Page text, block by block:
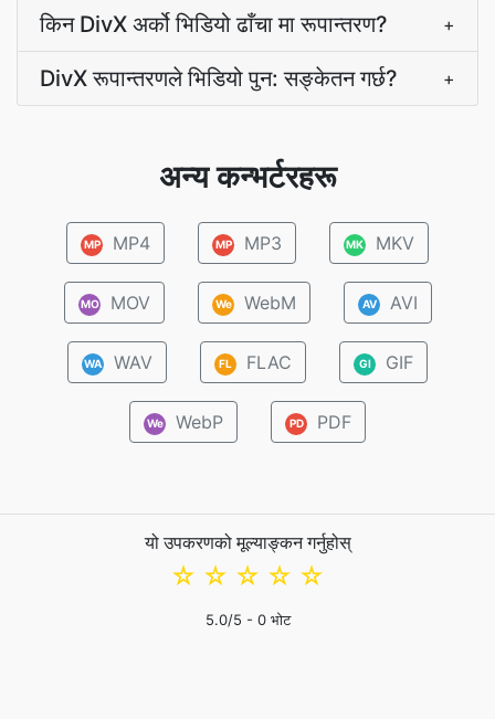
किन DivX अर्को भिडियो ढाँचा मा रूपान्तरण? +
DivX रूपान्तरणले भिडियो पुन: सङ्केतन गर्छ? +
अन्य कन्भर्टरहरू
MP MP4 MP MP3 MK MKV
MO MOV We WebM AV AVI
WA WAV FL FLAC GI GIF
We WebP PD PDF
यो उपकरणको मूल्याङ्कन गर्नुहोस्
☆
☆
☆
☆
☆
5.0/5 - 0भोट